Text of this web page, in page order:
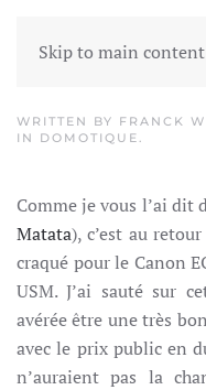
Skip to main content
EOS
WRITTEN BY FRANCK
IN DOMOTIQUE.
Comme je vous l’ai dit
Matata), c’est au
craqué pour le Canon
USM. J’ai sauté sur
avérée être une très
avec le prix public en
n’auraient pas la